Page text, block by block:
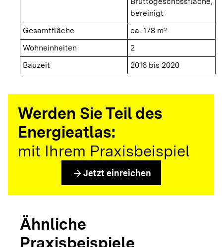
bereinigt
Gesamtfläche
ca. 178 m²
Wohneinheiten
2
Bauzeit
2016 bis 2020
Werden Sie Teil des
Energieatlas:
mit Ihrem Praxisbeispiel
arrow_forward Jetzt einreichen
Ähnliche
Praxisbeispiele